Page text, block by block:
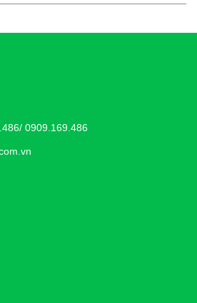
0909.169.486